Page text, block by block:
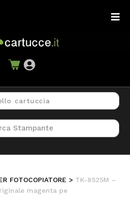
FOTOCOPIATORE > TK-8525M –
magenta pe